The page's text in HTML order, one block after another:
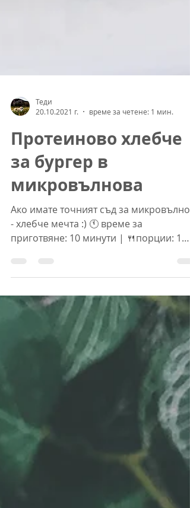
20.10.2021 г.
време за четене: 1 мин.
Протеиново хлебче
за бургер в
микровълнова
Ако имате точният съд за
- хлебче мечта :) 🕚 време за
Съставките: 1 яйцe 50 мл кокосово...